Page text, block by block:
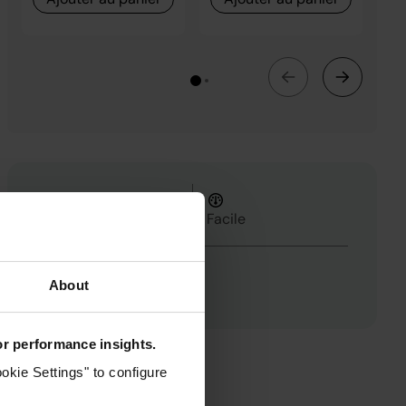
About
performance insights.
Settings" to configure
Facile